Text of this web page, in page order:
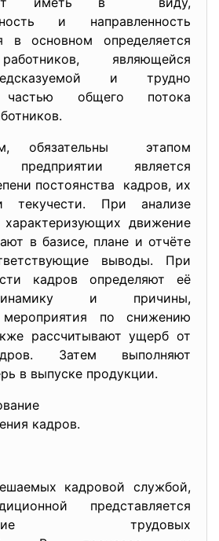
и направленность
в основном определяется
являющейся
и трудно
частью общего потока
обязательны этапом
является
постоянства кадров, их
текучести. При анализе
характеризующих движение
в базисе, плане и отчёте
выводы. При
кадров определяют её
и причины,
мероприятия по снижению
рассчитывают ущерб от
Затем выполняют
в выпуске продукции.
кадров.
кадровой службой,
представляется
трудовых